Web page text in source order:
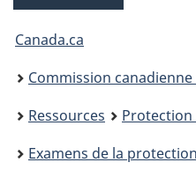
Vous
êtes
ici
Canada.ca
Commission
Ressources
Examens de la